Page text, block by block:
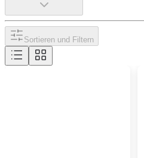
Sortieren und Filtern